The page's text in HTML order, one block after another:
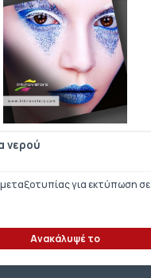
νερού
για εκτύπωση σε
Ανακάλυψέ το